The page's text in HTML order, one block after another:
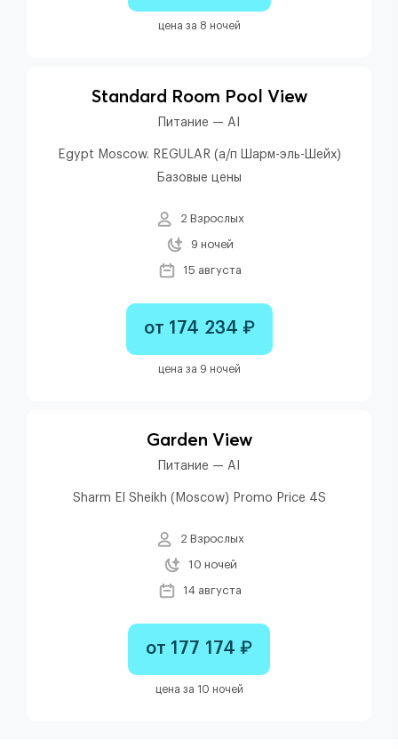
цена за 8 ночей
Standard Room Pool View
Питание — AI
Egypt Moscow. REGULAR (а/п Шарм-эль-Шейх)
Базовые цены
2 Взрослых
9 ночей
15 августа
от 174 234 ₽
цена за 9 ночей
Garden View
Питание — AI
Sharm El Sheikh (Moscow) Promo Price 4S
2 Взрослых
10 ночей
14 августа
от 177 174 ₽
цена за 10 ночей